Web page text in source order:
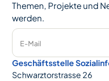
Themen, Projekte und
werden.
E-Mail
Geschäftsstelle
Schwarztorstrasse 26